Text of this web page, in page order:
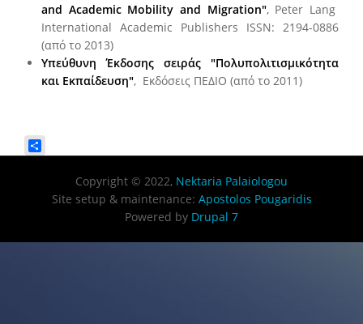
and Academic Mobility and Migration", Peter Lang
International Academic Publishers ISSN: 2194-0886
(από το 2013)
Υπεύθυνη Έκδοσης σειράς "Πολυπολιτισμικότητα
και Εκπαίδευση", Εκδόσεις ΠΕΔΙΟ (από το 2011)
Copyright © 2022, Nektaria Palaiologou
Site setup & maintenance: Apostolos Pougaridis
Powered by Drupal 7